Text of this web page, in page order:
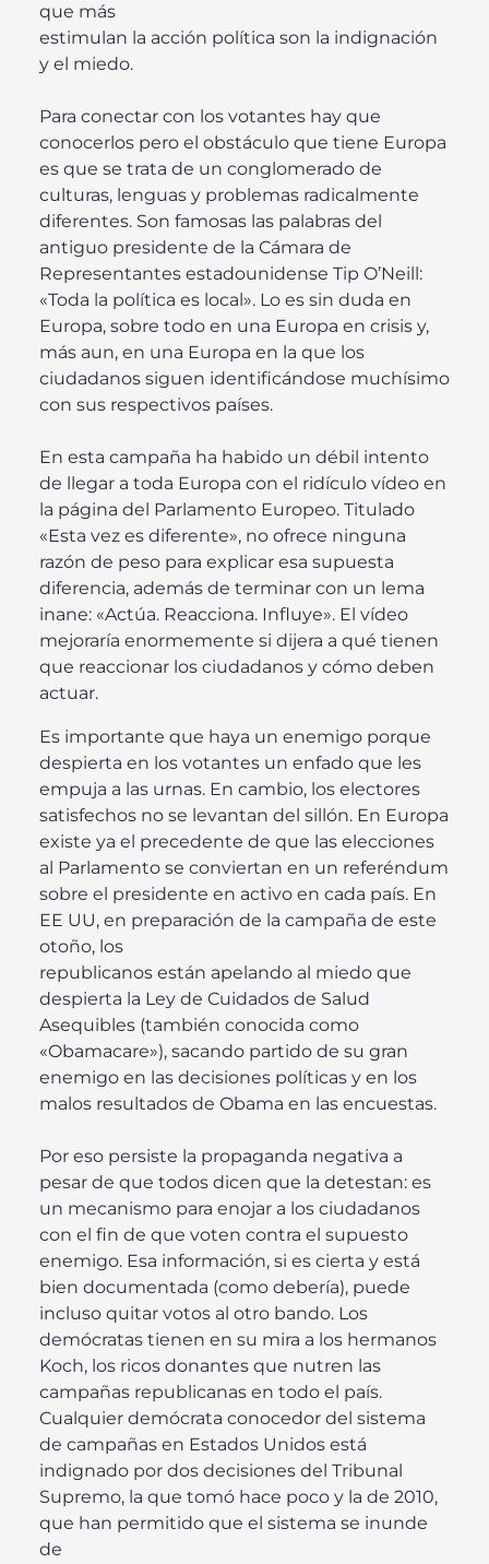
que más
estimulan la acción política son la indignación
y el miedo.
Para conectar con los votantes hay que
conocerlos pero el obstáculo que tiene Europa
es que se trata de un conglomerado de
culturas, lenguas y problemas radicalmente
diferentes. Son famosas las palabras del
antiguo presidente de la Cámara de
Representantes estadounidense Tip O’Neill:
«Toda la política es local». Lo es sin duda en
Europa, sobre todo en una Europa en crisis y,
más aun, en una Europa en la que los
ciudadanos siguen identificándose muchísimo
con sus respectivos países.
En esta campaña ha habido un débil intento
de llegar a toda Europa con el ridículo vídeo en
la página del Parlamento Europeo. Titulado
«Esta vez es diferente», no ofrece ninguna
razón de peso para explicar esa supuesta
diferencia, además de terminar con un lema
inane: «Actúa. Reacciona. Influye». El vídeo
mejoraría enormemente si dijera a qué tienen
que reaccionar los ciudadanos y cómo deben
actuar.
Es importante que haya un enemigo porque
despierta en los votantes un enfado que les
empuja a las urnas. En cambio, los electores
satisfechos no se levantan del sillón. En Europa
existe ya el precedente de que las elecciones
al Parlamento se conviertan en un referéndum
sobre el presidente en activo en cada país. En
EE UU, en preparación de la campaña de este
otoño, los
republicanos están apelando al miedo que
despierta la Ley de Cuidados de Salud
Asequibles (también conocida como
«Obamacare»), sacando partido de su gran
enemigo en las decisiones políticas y en los
malos resultados de Obama en las encuestas.
Por eso persiste la propaganda negativa a
pesar de que todos dicen que la detestan: es
un mecanismo para enojar a los ciudadanos
con el fin de que voten contra el supuesto
enemigo. Esa información, si es cierta y está
bien documentada (como debería), puede
incluso quitar votos al otro bando. Los
demócratas tienen en su mira a los hermanos
Koch, los ricos donantes que nutren las
campañas republicanas en todo el país.
Cualquier demócrata conocedor del sistema
de campañas en Estados Unidos está
indignado por dos decisiones del Tribunal
Supremo, la que tomó hace poco y la de 2010,
que han permitido que el sistema se inunde
de